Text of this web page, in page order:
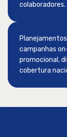
colaboradores.
campanhas
promocional,
cobertura